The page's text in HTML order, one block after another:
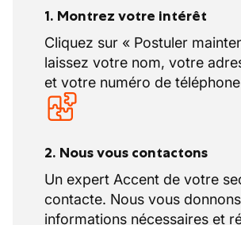
1. Montrez votre intérêt
Cliquez sur « Postuler
laissez votre nom, votre
et votre numéro de
2. Nous vous contactons
Un expert Accent de votre
contacte. Nous vous
informations nécessaires et